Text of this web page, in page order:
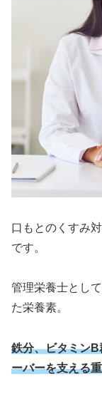
口もとのくすみ
です。
管理栄養士とし
た栄養素。
鉄分、ビタミン
ーバーを支える